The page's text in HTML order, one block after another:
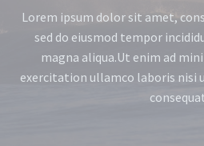
Lorem ipsum dolor sit amet,
sed do eiusmod tempor
magna aliqua.Ut enim ad
exercitation ullamco laboris nisi